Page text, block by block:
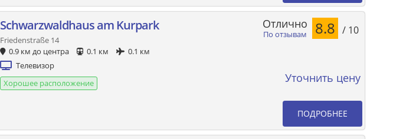
Schwarzwaldhaus am Kurpark
Friedenstraße 14
0.9 км до центра
0.1 км
0.1 км
Телевизор
Хорошее расположение
По отзывам
Отлично 8.8 / 10
Уточнить цену
ПОДРОБНЕЕ